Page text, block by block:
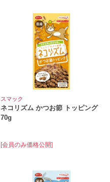
スマック
ネコリズム かつお節 トッピング
70g
[会員のみ価格公開]